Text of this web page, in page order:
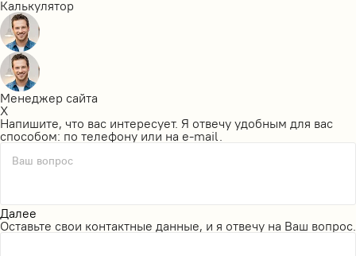
Калькулятор
Менеджер сайта
X
Напишите, что вас интересует. Я отвечу удобным для вас
способом: по телефону или на e-mail.
Ваш вопрос
Далее
Оставьте свои контактные данные, и я отвечу на Ваш вопрос.